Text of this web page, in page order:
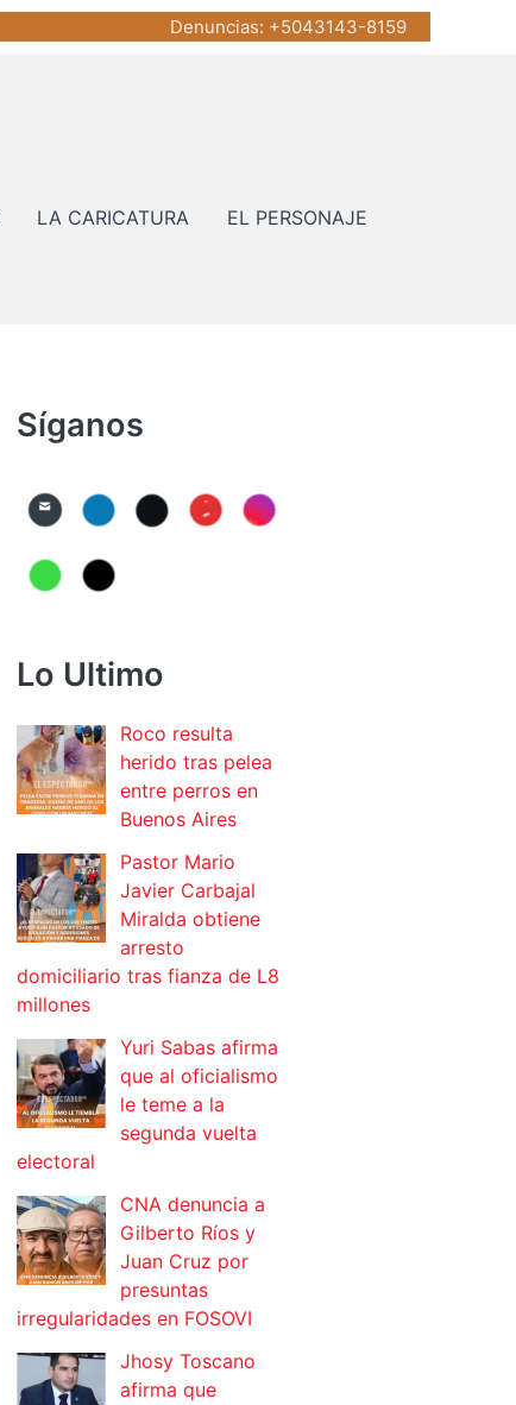
Denuncias: +5043143-8159
LA CARICATURA EL PERSONAJE
Síganos
Lo Ultimo
Roco resulta
herido tras pelea
entre perros en
Buenos Aires
Pastor Mario
Javier Carbajal
Miralda obtiene
arresto
domiciliario tras fianza de L8
millones
Yuri Sabas afirma
que al oficialismo
le teme a la
segunda vuelta
electoral
CNA denuncia a
Gilberto Ríos y
Juan Cruz por
presuntas
irregularidades en FOSOVI
Jhosy Toscano
afirma que